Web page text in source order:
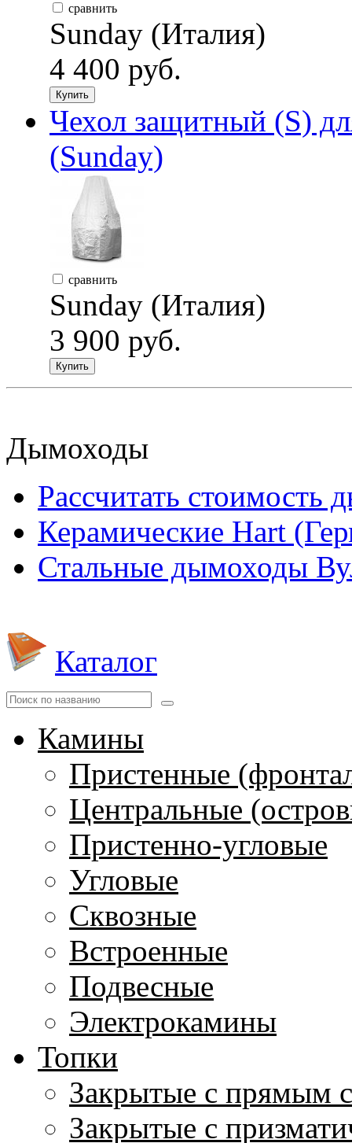
сравнить
Sunday (Италия)
4 400 руб.
Купить
Чехол защитный (S)
(Sunday)
сравнить
Sunday (Италия)
3 900 руб.
Купить
Дымоходы
Рассчитать стоимость
Керамические Hart
Стальные дымоходы
Каталог
Камины
Пристенные
Центральные
Пристенно-угловые
Угловые
Сквозные
Встроенные
Подвесные
Электрокамины
Топки
Закрытые с прямым
Закрытые с